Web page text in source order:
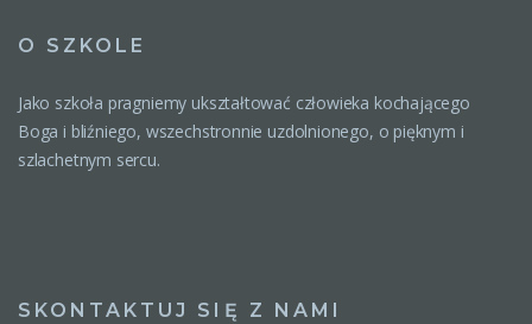
O SZKOLE
Jako szkoła pragniemy ukształtować człowieka kochającego
Boga i bliźniego, wszechstronnie uzdolnionego, o pięknym i
szlachetnym sercu.
SKONTAKTUJ SIĘ Z NAMI